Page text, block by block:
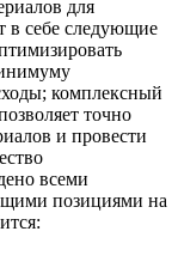
для
в себе следующие
комплексный
точно
и провести
всеми
позициями на